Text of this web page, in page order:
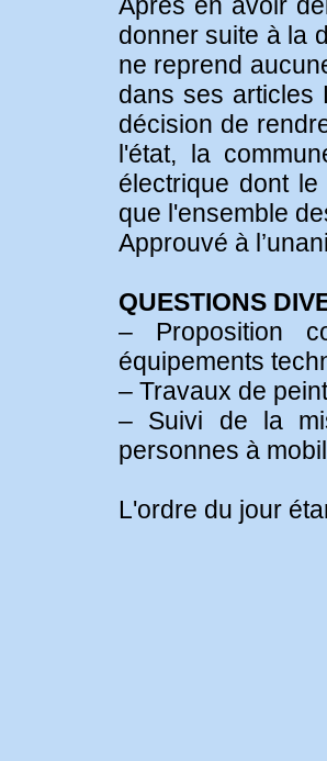
donner suite à la
ne reprend
dans ses articles
décision de
l'état, la
électrique dont
que l'ensemble
Approuvé à
QUESTIONS
– Proposition
équipements
– Travaux de
– Suivi de la
personnes à
L'ordre du jour